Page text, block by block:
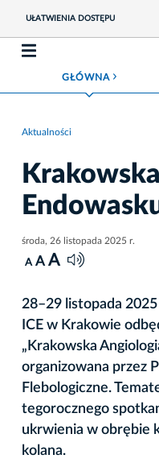
UŁATWIENIA DOSTĘPU
GŁÓWNAROZWIŃ MENU
Aktualności
środa, 26 listopada 2025 r.
A A A
28–29 listopada
ICE w Krakowie
„Krakowska
organizowana przez
Flebologiczne.
tegorocznego
ukrwienia w obrębie
kolana.